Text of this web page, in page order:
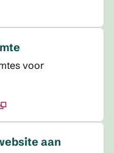
voor
aan